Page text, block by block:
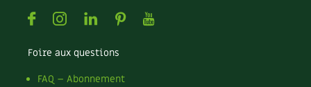
FacebookInstagramLinkedin
PinterestYoutube
Foire aux questions
FAQ – Abonnement